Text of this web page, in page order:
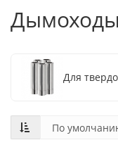
Для